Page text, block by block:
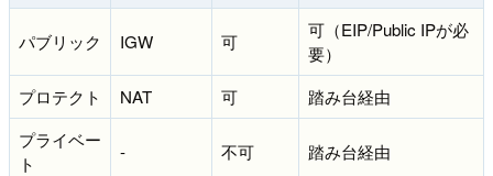
パブリック IGW 可
可（EIP/Public IPが必
要）
プロテクト
NAT 可
踏み台経由
プライベー
ト
- 不可 踏み台経由